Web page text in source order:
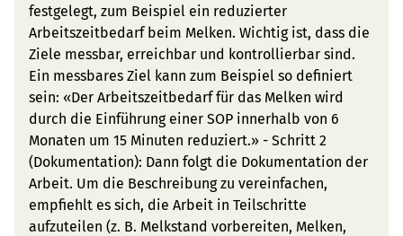
festgelegt, zum Beispiel ein reduzierter
Arbeitszeitbedarf beim Melken. Wichtig ist, dass die
Ziele messbar, erreichbar und kontrollierbar sind.
Ein messbares Ziel kann zum Beispiel so definiert
sein: «Der Arbeitszeitbedarf für das Melken wird
durch die Einführung einer SOP innerhalb von 6
Monaten um 15 Minuten reduziert.» - Schritt 2
(Dokumentation): Dann folgt die Dokumentation der
Arbeit. Um die Beschreibung zu vereinfachen,
empfiehlt es sich, die Arbeit in Teilschritte
aufzuteilen (z. B. Melkstand vorbereiten, Melken,